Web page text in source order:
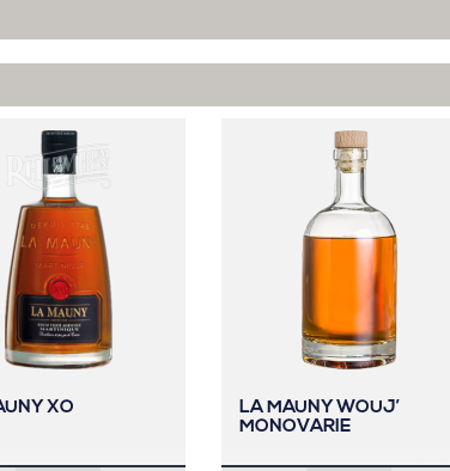
XO
LA MAUNY WOUJ’
MONOVARIE